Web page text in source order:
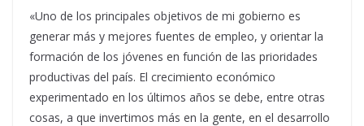
«Uno de los principales objetivos de mi gobierno es
generar más y mejores fuentes de empleo, y orientar la
formación de los jóvenes en función de las prioridades
productivas del país. El crecimiento económico
experimentado en los últimos años se debe, entre otras
cosas, a que invertimos más en la gente, en el desarrollo